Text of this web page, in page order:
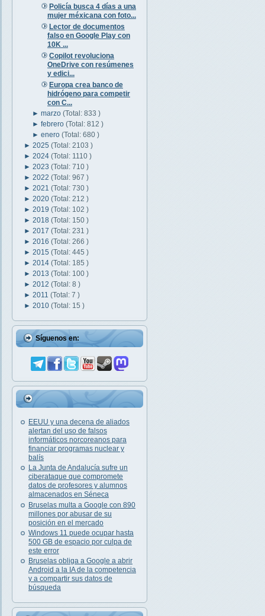
Policía busca 4 días a una
mujer méxicana con foto...
Lector de documentos
falso en Google Play con
10K ...
Copilot revoluciona
OneDrive con resúmenes
y edici...
Europa crea banco de
hidrógeno para competir
con C...
►marzo(Total: 833 )
►febrero(Total: 812 )
►enero(Total: 680 )
► 2025 (Total: 2103 )
► 2024 (Total: 1110 )
► 2023 (Total: 710 )
► 2022 (Total: 967 )
► 2021 (Total: 730 )
► 2020 (Total: 212 )
► 2019 (Total: 102 )
► 2018 (Total: 150 )
► 2017 (Total: 231 )
► 2016 (Total: 266 )
► 2015 (Total: 445 )
► 2014 (Total: 185 )
► 2013 (Total: 100 )
► 2012 (Total: 8 )
► 2011 (Total: 7 )
► 2010 (Total: 15 )
Síguenos en:
EEUU y una decena de aliados
alertan del uso de falsos
informáticos norcoreanos para
financiar programas nuclear y
balís
La Junta de Andalucía sufre un
ciberataque que compromete
datos de profesores y alumnos
almacenados en Séneca
Bruselas multa a Google con 890
millones por abusar de su
posición en el mercado
Windows 11 puede ocupar hasta
500 GB de espacio por culpa de
este error
Bruselas obliga a Google a abrir
Android a la IA de la competencia
y a compartir sus datos de
búsqueda